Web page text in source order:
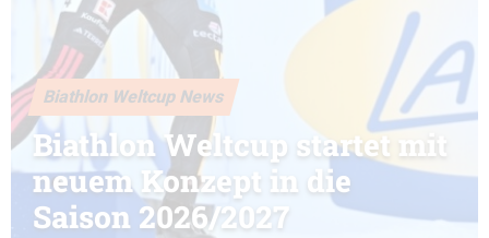
Biathlon Weltcup News
Biathlon Weltcup startet mit
neuem Konzept in die
Saison 2026/2027